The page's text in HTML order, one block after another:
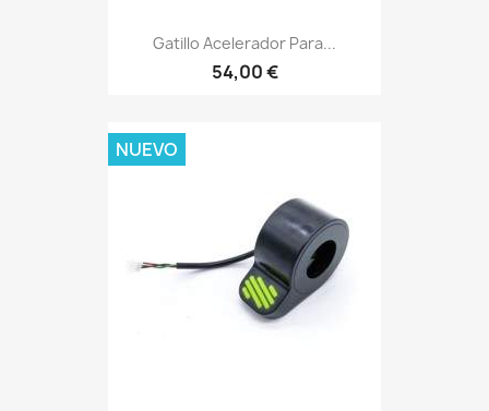
Gatillo Acelerador Para...
54,00 €
NUEVO